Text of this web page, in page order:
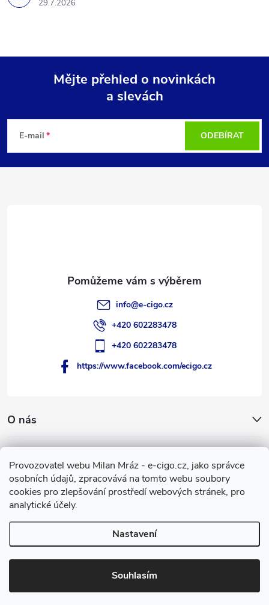
Provozovatel webu Milan Mráz - e-cigo.cz, jako správce
osobních údajů, zpracovává na tomto webu soubory
cookies pro zlepšování prostředí webových stránek, pro
analytické účely.
Nastavení
Souhlasím
29.7.2026
p
Mějte přehled o novinkách
a slevách
E-mail ODEBÍRAT
O nás
Facebook
info@e-cigo.cz
+420 602283478
+420 602283478
https://www.facebook.com/ecigo.cz
Vytvořil Shoptet
Copyright 2007-2026e-cigo.cz. Všechna práva vyhrazena.